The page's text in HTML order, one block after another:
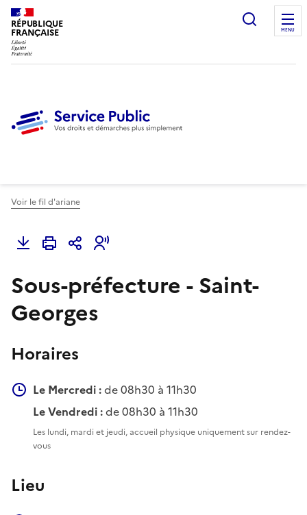
RÉPUBLIQUE
FRANÇAISE
Ouvrir
MENU
Voir le fil d'ariane
Sous-préfecture - Saint-
Georges
Horaires
Le Mercredi :de 08h30 à 11h30
Le Vendredi :de 08h30 à 11h30
Les lundi, mardi et jeudi, accueil physique uniquement sur rendez-
vous
Lieu